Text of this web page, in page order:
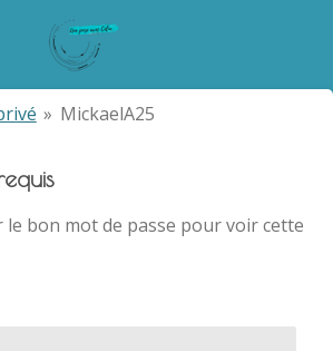
» MickaelA25
le bon mot de passe pour voir cette